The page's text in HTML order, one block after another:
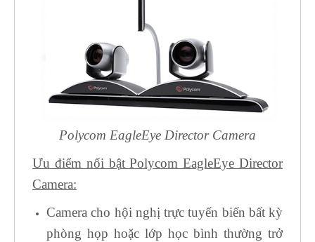
Polycom EagleEye Director Camera
Ưu điểm nổi bật Polycom EagleEye Director
Camera:
Camera cho hội nghị trực tuyến biến bất kỳ
phòng họp hoặc lớp học bình thường trở